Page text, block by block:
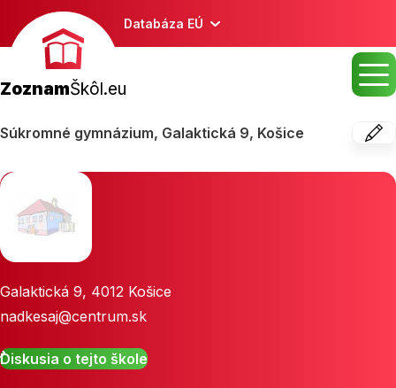
Databáza EÚ
ZoznamŠkôl.eu
Súkromné gymnázium, Galaktická 9, Košice
Galaktická 9, 4012 Košice
nadkesaj@centrum.sk
Diskusia o tejto škole